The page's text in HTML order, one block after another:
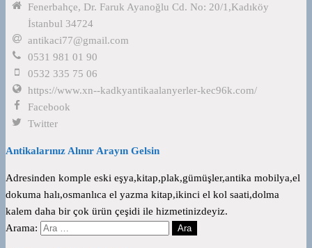
Fenerbahçe, Dr. Faruk Ayanoğlu Cd. No: 20/1,Kadıköy
İstanbul 34724
antikaci77@gmail.com
0531 981 01 90
0532 335 75 06
https://www.xn--kadkyantikaalanyerler-kec96k.com/
Facebook
Twitter
Antikalarınız Alınır Arayın Gelsin
Adresinden komple eski eşya,kitap,plak,gümüşler,antika mobilya,el
dokuma halı,osmanlıca el yazma kitap,ikinci el kol saati,dolma
kalem daha bir çok ürün çeşidi ile hizmetinizdeyiz.
Arama: